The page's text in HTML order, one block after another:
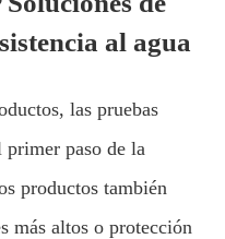
al agua
las pruebas
paso de la
productos también
más altos o protección